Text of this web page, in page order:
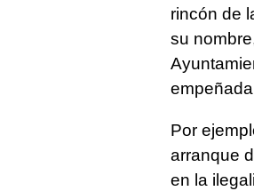
rincón de
su
Por
arranque
en la